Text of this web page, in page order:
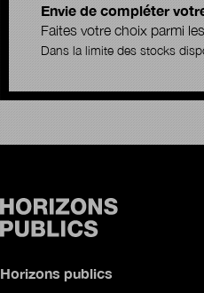
Envie de compléter
Faites votre choix parmi
Dans la limite des stocks
Horizons publics